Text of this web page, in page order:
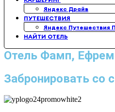
Яндекс Драйв
ПУТЕШЕСТВИЯ
Яндекс Путешествия
НАЙТИ ОТЕЛЬ
Отель Фамп,
Забронировать со